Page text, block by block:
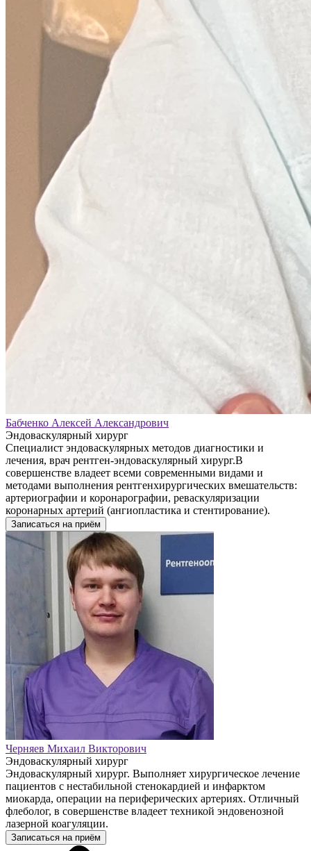
Бабченко Алексей Александрович
Эндоваскулярный хирург
Специалист эндоваскулярных методов диагностики и
лечения, врач рентген-эндоваскулярный хирург.В
совершенстве владеет всеми современными видами и
методами выполнения рентгенхирургических вмешательств:
артериографии и коронарографии, реваскуляризации
коронарных артерий (ангиопластика и стентирование).
Записаться на приём
Черняев Михаил Викторович
Эндоваскулярный хирург
Эндоваскулярный хирург. Выполняет хирургическое лечение
пациентов с нестабильной стенокардией и инфарктом
миокарда, операции на периферических артериях. Отличный
флеболог, в совершенстве владеет техникой эндовенозной
лазерной коагуляции.
Записаться на приём